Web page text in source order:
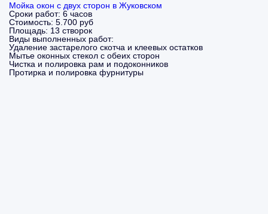
Мойка окон с двух сторон в Жуковском
Сроки работ: 6 часов
Стоимость: 5.700 руб
Площадь: 13 створок
Виды выполненных работ:
Удаление застарелого скотча и клеевых остатков
Мытье оконных стекол с обеих сторон
Чистка и полировка рам и подоконников
Протирка и полировка фурнитуры